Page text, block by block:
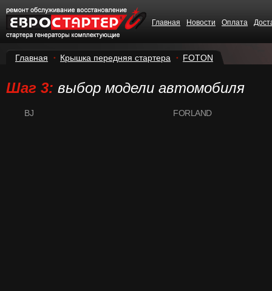
Главная Новости Оплата
Главная Крышка передняя стартера FOTON
Шаг 3: выбор модели автомобиля
BJ FORLAND